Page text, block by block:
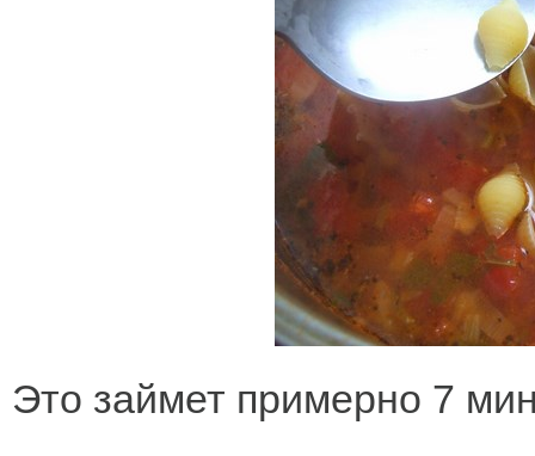
Это займет примерно 7